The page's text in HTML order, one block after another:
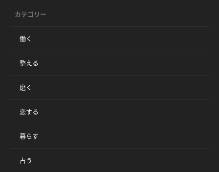
カテゴリー
働く
整える
磨く
恋する
暮らす
占う